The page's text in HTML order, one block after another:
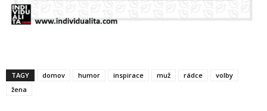
TAGY domov humor inspirace muž rádce
volby
žena